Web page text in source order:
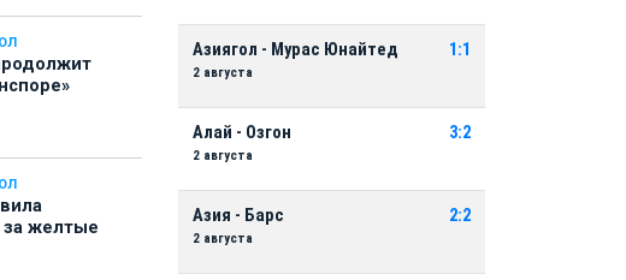
желтые
Азиягол - Мурас Юнайтед
2 августа
1:1
Алай - Озгон
2 августа
3:2
Азия - Барс
2 августа
2:2